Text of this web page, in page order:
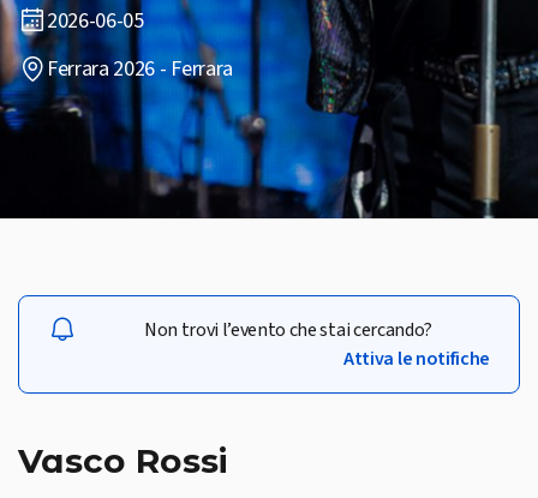
2026-06-05
Ferrara 2026 - Ferrara
Non trovi l’evento che stai cercando?
Attiva le notifiche
Vasco Rossi